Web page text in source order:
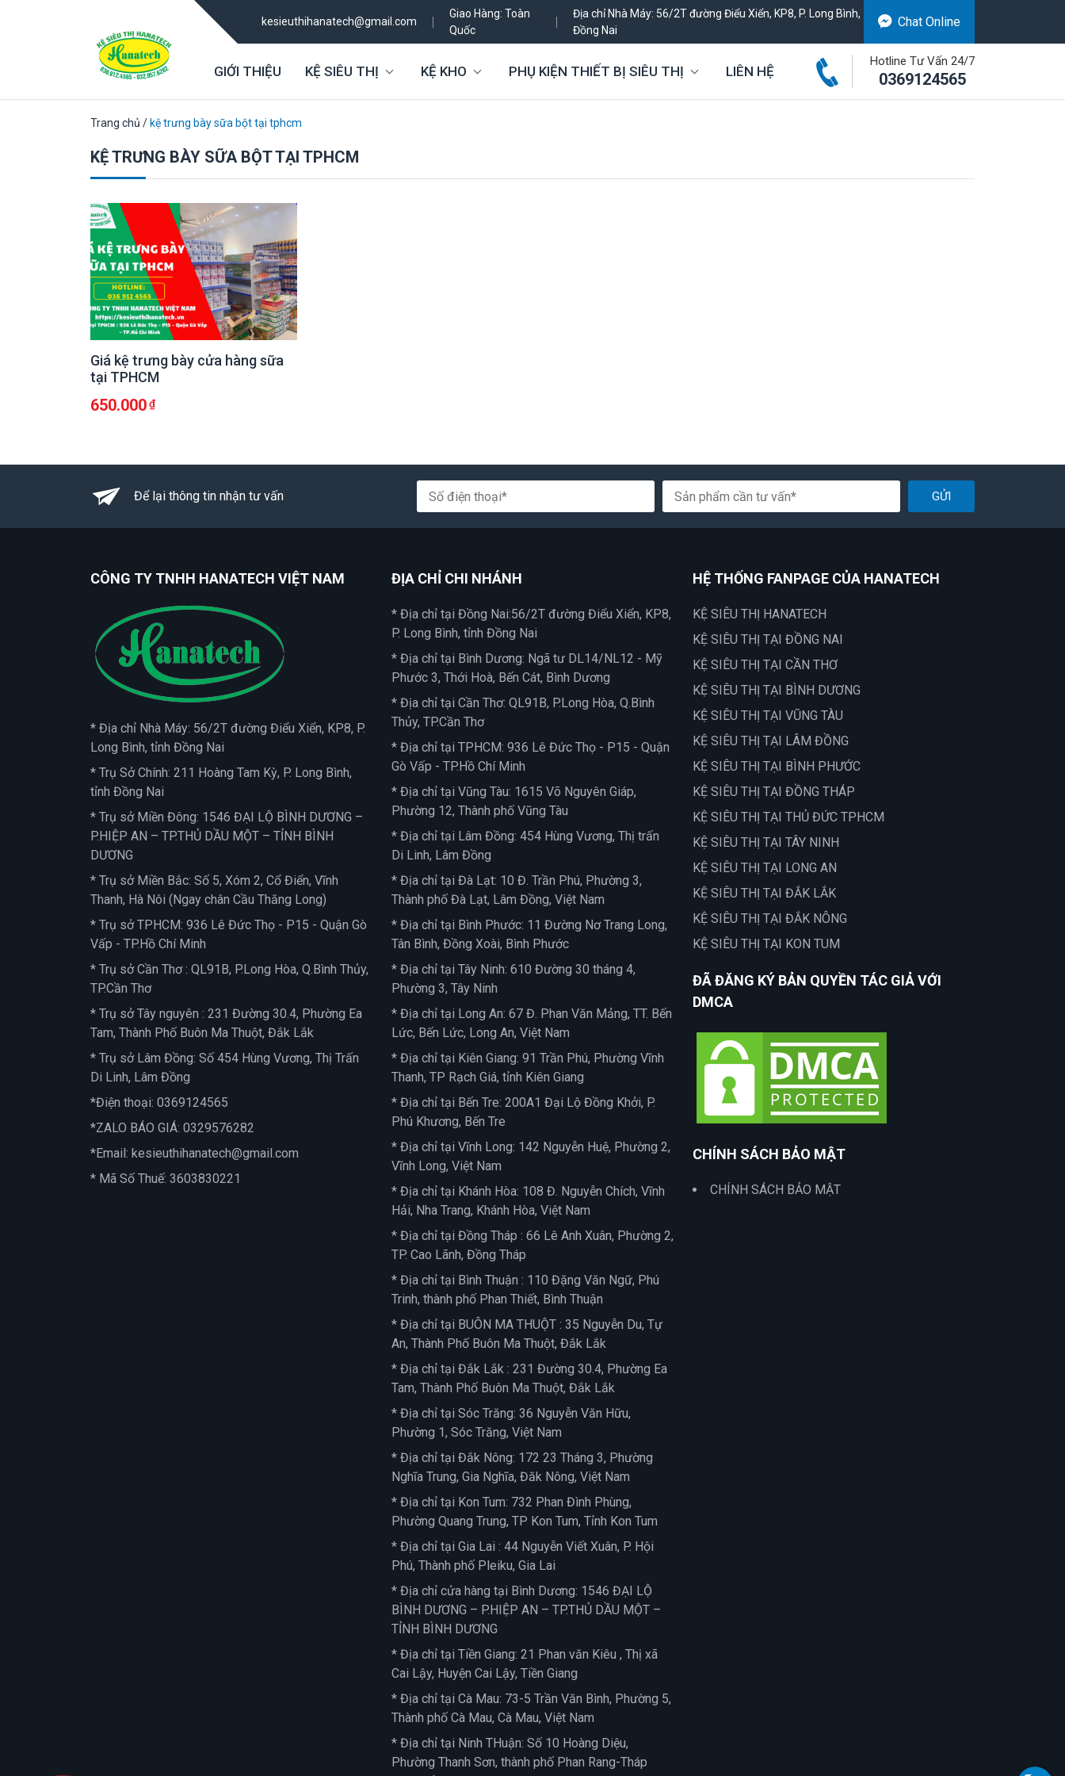
kesieuthihanatech@gmail.com
Giao Hàng: Toàn
Quốc
Địa chỉ Nhà Máy: 56/2T đường Điểu Xiển, KP8, P. Long Bình,
Đồng Nai
Chat Online
GIỚI THIỆU KỆ SIÊU THỊ KỆ KHO PHỤ KIỆN THIẾT BỊ SIÊU THỊ LIÊN HỆ
Hotline Tư Vấn 24/7
0369124565
Trang chủ / kệ trưng bày sữa bột tại tphcm
KỆ TRƯNG BÀY SỮA BỘT TẠI TPHCM
Giá kệ trưng bày cửa hàng sữa
tại TPHCM
650.000
Để lại thông tin nhận tư vấn GỬI
CÔNG TY TNHH HANATECH VIỆT NAM
* Địa chỉ Nhà Máy: 56/2T đường Điểu Xiển, KP8, P.
Long Bình, tỉnh Đồng Nai
* Trụ Sở Chính: 211 Hoàng Tam Kỳ, P. Long Bình,
tỉnh Đồng Nai
* Trụ sở Miền Đông: 1546 ĐẠI LỘ BÌNH DƯƠNG –
P.HIỆP AN – TP.THỦ DẦU MỘT – TỈNH BÌNH
DƯƠNG
* Trụ sở Miền Bắc: Số 5, Xóm 2, Cổ Điển, Vĩnh
Thanh, Hà Nôi (Ngay chân Cầu Thăng Long)
* Trụ sở TPHCM: 936 Lê Đức Thọ - P15 - Quận Gò
Vấp - TP.Hồ Chí Minh
* Trụ sở Cần Thơ : QL91B, P.Long Hòa, Q.Bình Thủy,
TP.Cần Thơ
* Trụ sở Tây nguyên : 231 Đường 30.4, Phường Ea
Tam, Thành Phố Buôn Ma Thuột, Đắk Lắk
* Trụ sở Lâm Đồng: Số 454 Hùng Vương, Thị Trấn
Di Linh, Lâm Đồng
*Điện thoại: 0369124565
*ZALO BÁO GIÁ: 0329576282
*Email: kesieuthihanatech@gmail.com
* Mã Số Thuế: 3603830221
ĐỊA CHỈ CHI NHÁNH
* Địa chỉ tại Đồng Nai:56/2T đường Điểu Xiển, KP8,
P. Long Bình, tỉnh Đồng Nai
* Địa chỉ tại Bình Dương: Ngã tư DL14/NL12 - Mỹ
Phước 3, Thới Hoà, Bến Cát, Bình Dương
* Địa chỉ tại Cần Thơ: QL91B, P.Long Hòa, Q.Bình
Thủy, TP.Cần Thơ
* Địa chỉ tại TPHCM: 936 Lê Đức Thọ - P15 - Quận
Gò Vấp - TP.Hồ Chí Minh
* Địa chỉ tại Vũng Tàu: 1615 Võ Nguyên Giáp,
Phường 12, Thành phố Vũng Tàu
* Địa chỉ tại Lâm Đồng: 454 Hùng Vương, Thị trấn
Di Linh, Lâm Đồng
* Địa chỉ tại Đà Lạt: 10 Đ. Trần Phú, Phường 3,
Thành phố Đà Lạt, Lâm Đồng, Việt Nam
* Địa chỉ tại Bình Phước: 11 Đường Nơ Trang Long,
Tân Bình, Đồng Xoài, Bình Phước
* Địa chỉ tại Tây Ninh: 610 Đường 30 tháng 4,
Phường 3, Tây Ninh
* Địa chỉ tại Long An: 67 Đ. Phan Văn Mảng, TT. Bến
Lức, Bến Lức, Long An, Việt Nam
* Địa chỉ tại Kiên Giang: 91 Trần Phú, Phường Vĩnh
Thanh, TP Rạch Giá, tỉnh Kiên Giang
* Địa chỉ tại Bến Tre: 200A1 Đại Lộ Đồng Khởi, P.
Phú Khương, Bến Tre
* Địa chỉ tại Vĩnh Long: 142 Nguyễn Huệ, Phường 2,
Vĩnh Long, Việt Nam
* Địa chỉ tại Khánh Hòa: 108 Đ. Nguyễn Chích, Vĩnh
Hải, Nha Trang, Khánh Hòa, Việt Nam
* Địa chỉ tại Đồng Tháp : 66 Lê Anh Xuân, Phường 2,
TP. Cao Lãnh, Đồng Tháp
* Địa chỉ tại Bình Thuận : 110 Đặng Văn Ngữ, Phú
Trinh, thành phố Phan Thiết, Bình Thuận
* Địa chỉ tại BUÔN MA THUỘT : 35 Nguyễn Du, Tự
An, Thành Phố Buôn Ma Thuột, Đắk Lắk
* Địa chỉ tại Đắk Lắk : 231 Đường 30.4, Phường Ea
Tam, Thành Phố Buôn Ma Thuột, Đắk Lắk
* Địa chỉ tại Sóc Trăng: 36 Nguyễn Văn Hữu,
Phường 1, Sóc Trăng, Việt Nam
* Địa chỉ tại Đắk Nông: 172 23 Tháng 3, Phường
Nghĩa Trung, Gia Nghĩa, Đăk Nông, Việt Nam
* Địa chỉ tại Kon Tum: 732 Phan Đình Phùng,
Phường Quang Trung, TP Kon Tum, Tỉnh Kon Tum
* Địa chỉ tại Gia Lai : 44 Nguyễn Viết Xuân, P. Hội
Phú, Thành phố Pleiku, Gia Lai
* Địa chỉ cửa hàng tại Bình Dương: 1546 ĐẠI LỘ
BÌNH DƯƠNG – P.HIỆP AN – TP.THỦ DẦU MỘT –
TỈNH BÌNH DƯƠNG
* Địa chỉ tại Tiền Giang: 21 Phan văn Kiêu , Thị xã
Cai Lậy, Huyện Cai Lậy, Tiền Giang
* Địa chỉ tại Cà Mau: 73-5 Trần Văn Bình, Phường 5,
Thành phố Cà Mau, Cà Mau, Việt Nam
* Địa chỉ tại Ninh THuận: Số 10 Hoàng Diệu,
Phường Thanh Sơn, thành phố Phan Rang-Tháp
HỆ THỐNG FANPAGE CỦA HANATECH
KỆ SIÊU THỊ HANATECH
KỆ SIÊU THỊ TẠI ĐỒNG NAI
KỆ SIÊU THỊ TẠI CẦN THƠ
KỆ SIÊU THỊ TẠI BÌNH DƯƠNG
KỆ SIÊU THỊ TẠI VŨNG TÀU
KỆ SIÊU THỊ TẠI LÂM ĐỒNG
KỆ SIÊU THỊ TẠI BÌNH PHƯỚC
KỆ SIÊU THỊ TẠI ĐỒNG THÁP
KỆ SIÊU THỊ TẠI THỦ ĐỨC TPHCM
KỆ SIÊU THỊ TẠI TÂY NINH
KỆ SIÊU THỊ TẠI LONG AN
KỆ SIÊU THỊ TẠI ĐẮK LẮK
KỆ SIÊU THỊ TẠI ĐẮK NÔNG
KỆ SIÊU THỊ TẠI KON TUM
ĐÃ ĐĂNG KÝ BẢN QUYỀN TÁC GIẢ VỚI
DMCA
CHÍNH SÁCH BẢO MẬT
CHÍNH SÁCH BẢO MẬT